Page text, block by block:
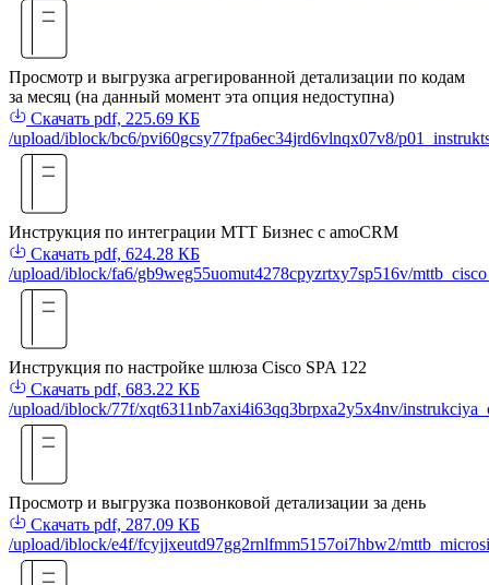
Просмотр и выгрузка агрегированной детализации по кодам
за месяц (на данный момент эта опция недоступна)
Скачать pdf, 225.69 КБ
/upload/iblock/bc6/pvi60gcsy77fpa6ec34jrd6vlnqx07v8/
Инструкция по интеграции МТТ Бизнес с amoCRM
Скачать pdf, 624.28 КБ
/upload/iblock/fa6/gb9weg55uomut4278cpyzrtxy7sp516v/
Инструкция по настройке шлюза Cisco SPA 122
Скачать pdf, 683.22 КБ
/upload/iblock/77f/xqt6311nb7axi4i63qq3brpxa2y5x4nv/
Просмотр и выгрузка позвонковой детализации за день
Скачать pdf, 287.09 КБ
/upload/iblock/e4f/fcyjjxeutd97gg2rnlfmm5157oi7hbw2/